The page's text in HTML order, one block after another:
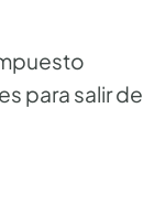
para salir de